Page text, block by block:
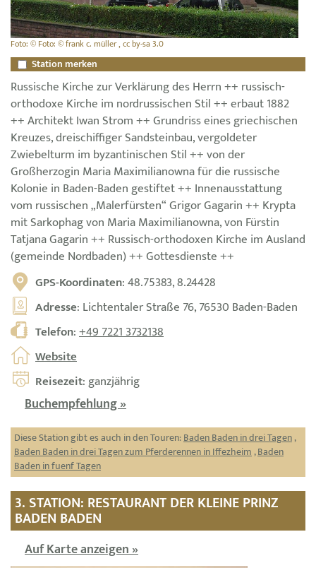
Foto: © Foto: © frank c. müller , cc by-sa 3.0
Station merken
Russische Kirche zur Verklärung des Herrn ++ russisch-
orthodoxe Kirche im nordrussischen Stil ++ erbaut 1882
++ Architekt Iwan Strom ++ Grundriss eines griechischen
Kreuzes, dreischiffiger Sandsteinbau, vergoldeter
Zwiebelturm im byzantinischen Stil ++ von der
Großherzogin Maria Maximilianowna für die russische
Kolonie in Baden-Baden gestiftet ++ Innenausstattung
vom russischen „Malerfürsten“ Grigor Gagarin ++ Krypta
mit Sarkophag von Maria Maximilianowna, von Fürstin
Tatjana Gagarin ++ Russisch-orthodoxen Kirche im Ausland
(gemeinde Nordbaden) ++ Gottesdienste ++
GPS-Koordinaten: 48.75383, 8.24428
Adresse: Lichtentaler Straße 76, 76530 Baden-Baden
Telefon:+49 7221 3732138
Website
Reisezeit: ganzjährig
Buchempfehlung »
Diese Station gibt es auch in den Touren:Baden Baden in drei Tagen,
Baden Baden in drei Tagen zum Pferderennen in Iffezheim,Baden
Baden in fuenf Tagen
3. STATION: RESTAURANT DER KLEINE PRINZ
BADEN BADEN
Auf Karte anzeigen »